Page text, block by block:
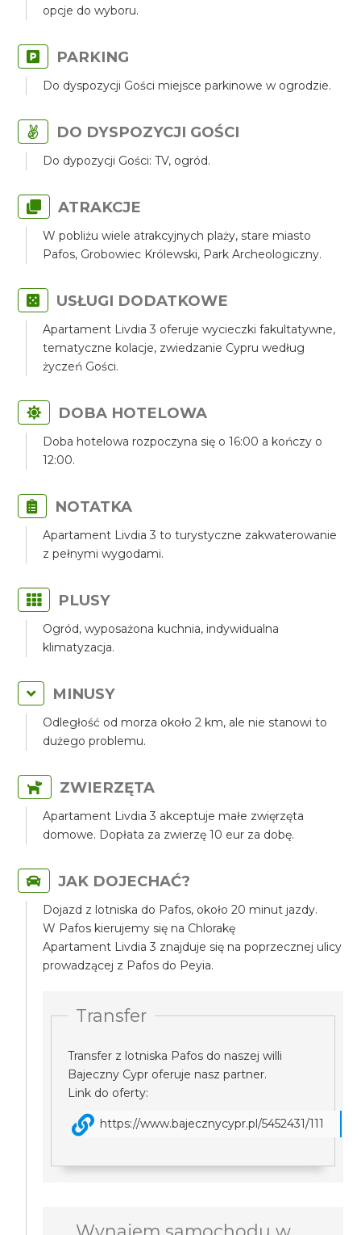
opcje do wyboru.
PARKING
Do dyspozycji Gości miejsce parkinowe w ogrodzie.
DO DYSPOZYCJI GOŚCI
Do dypozycji Gości: TV, ogród.
ATRAKCJE
W pobliżu wiele atrakcyjnych plaży, stare miasto
Pafos, Grobowiec Królewski, Park Archeologiczny.
USŁUGI DODATKOWE
Apartament Livdia 3 oferuje wycieczki fakultatywne,
tematyczne kolacje, zwiedzanie Cypru według
życzeń Gości.
DOBA HOTELOWA
Doba hotelowa rozpoczyna się o 16:00 a kończy o
12:00.
NOTATKA
Apartament Livdia 3 to turystyczne zakwaterowanie
z pełnymi wygodami.
PLUSY
Ogród, wyposażona kuchnia, indywidualna
klimatyzacja.
MINUSY
Odległość od morza około 2 km, ale nie stanowi to
dużego problemu.
ZWIERZĘTA
Apartament Livdia 3 akceptuje małe zwięrzęta
domowe. Dopłata za zwierzę 10 eur za dobę.
JAK DOJECHAĆ?
Dojazd z lotniska do Pafos, około 20 minut jazdy.
W Pafos kierujemy się na Chlorakę
Apartament Livdia 3 znajduje się na poprzecznej ulicy
prowadzącej z Pafos do Peyia.
Transfer
Transfer z lotniska Pafos do naszej willi
Bajeczny Cypr oferuje nasz partner.
Link do oferty:
https://www.bajecznycypr.pl/5452431/111